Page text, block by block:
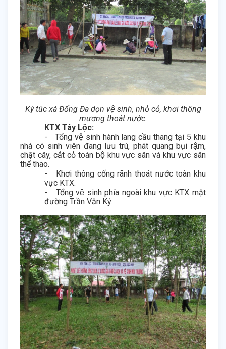
Ký túc xá Đống Đa dọn vệ sinh, nhỏ cỏ, khơi thông
mương thoát nước.
KTX Tây Lộc:
-
Tổng vệ sinh hành lang cầu thang tại 5 khu
nhà có sinh viên đang lưu trú, phát quang bụi rậm,
chặt cây, cắt cỏ toàn bộ khu vực sân và khu vực sân
thể thao.
-
Khơi thông cống rãnh thoát nước toàn khu
vực KTX.
-
Tổng vệ sinh phía ngoài khu vực KTX mặt
đường Trần Văn Kỷ.